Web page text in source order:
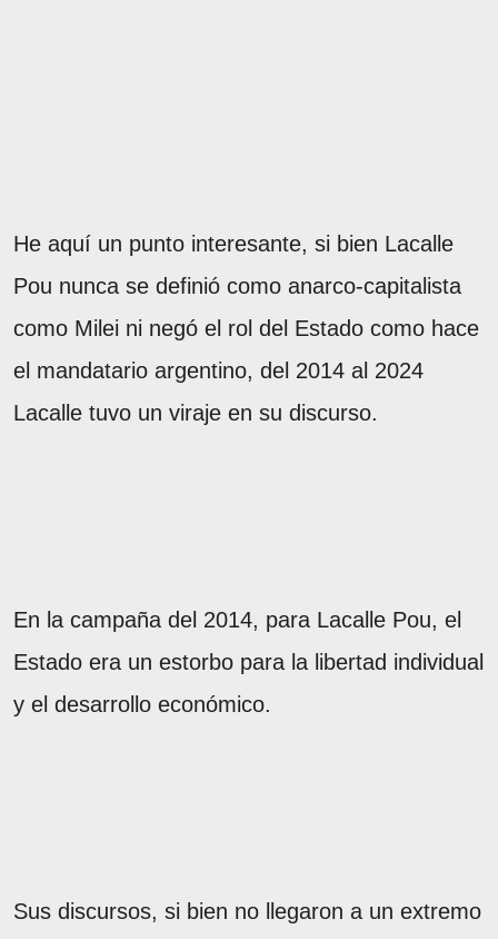
He aquí un punto interesante, si bien Lacalle
Pou nunca se definió como anarco-capitalista
como Milei ni negó el rol del Estado como hace
el mandatario argentino, del 2014 al 2024
Lacalle tuvo un viraje en su discurso.
En la campaña del 2014, para Lacalle Pou, el
Estado era un estorbo para la libertad individual
y el desarrollo económico.
Sus discursos, si bien no llegaron a un extremo